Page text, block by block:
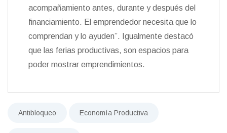
acompañamiento antes, durante y después del
financiamiento. El emprendedor necesita que lo
comprendan y lo ayuden”. Igualmente destacó
que las ferias productivas, son espacios para
poder mostrar emprendimientos.
Antibloqueo Economía Productiva